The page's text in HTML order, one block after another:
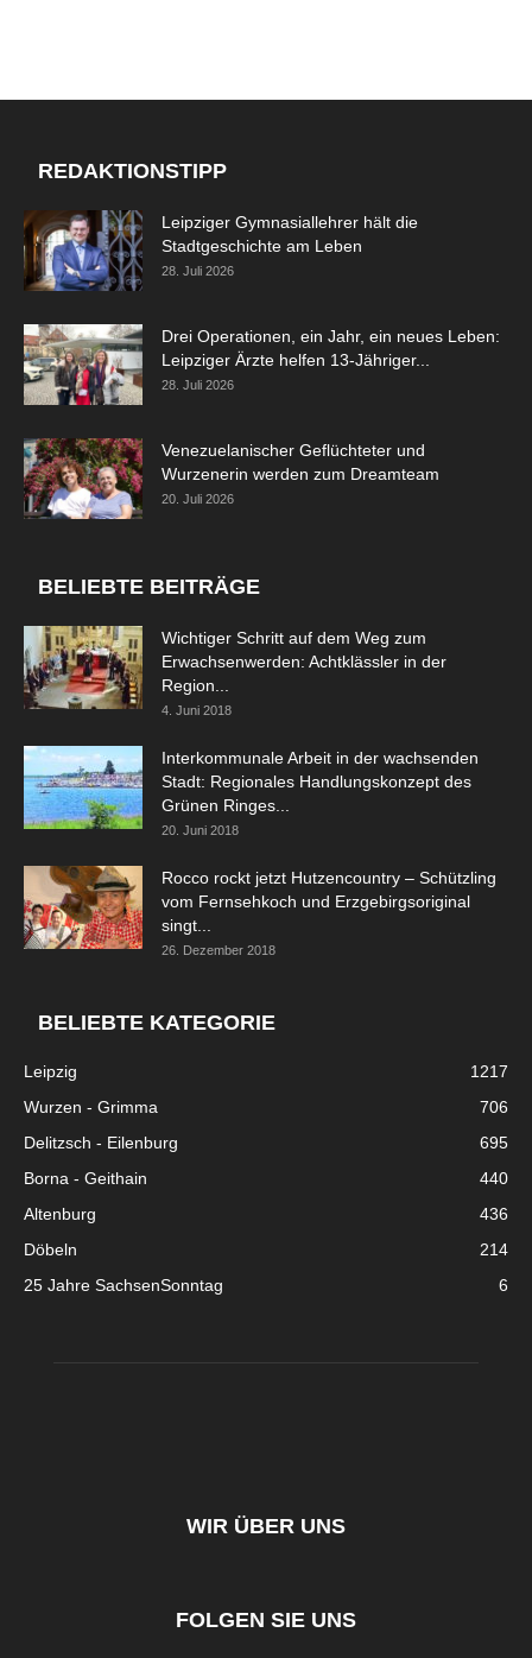
REDAKTIONSTIPP
Leipziger Gymnasiallehrer hält die
Stadtgeschichte am Leben
28. Juli 2026
Drei Operationen, ein Jahr, ein neues Leben:
Leipziger Ärzte helfen 13-Jähriger...
28. Juli 2026
Venezuelanischer Geflüchteter und
Wurzenerin werden zum Dreamteam
20. Juli 2026
BELIEBTE BEITRÄGE
Wichtiger Schritt auf dem Weg zum
Erwachsenwerden: Achtklässler in der
Region...
4. Juni 2018
Interkommunale Arbeit in der wachsenden
Stadt: Regionales Handlungskonzept des
Grünen Ringes...
20. Juni 2018
Rocco rockt jetzt Hutzencountry – Schützling
vom Fernsehkoch und Erzgebirgsoriginal
singt...
26. Dezember 2018
BELIEBTE KATEGORIE
Leipzig
1217
Wurzen - Grimma
706
Delitzsch - Eilenburg
695
Borna - Geithain
440
Altenburg
436
Döbeln
214
25 Jahre SachsenSonntag
6
WIR ÜBER UNS
FOLGEN SIE UNS